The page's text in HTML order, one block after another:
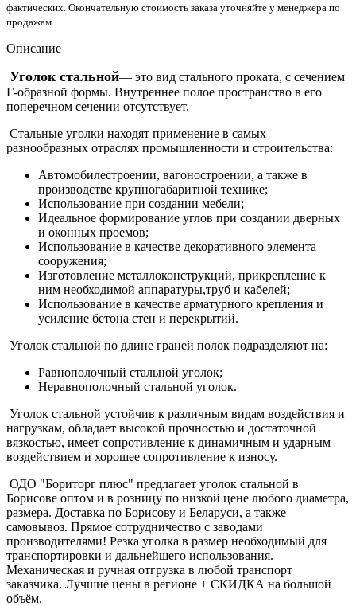
фактических. Окончательную стоимость заказа уточняйте у менеджера по
продажам
Описание
Уголок стальной— это вид стального проката, с сечением
Г-образной формы. Внутреннее полое пространство в его
поперечном сечении отсутствует.
Стальные уголки находят применение в самых
разнообразных отраслях промышленности и строительства:
Автомобилестроении, вагоностроении, а также в
производстве крупногабаритной технике;
Использование при создании мебели;
Идеальное формирование углов при создании дверных
и оконных проемов;
Использование в качестве декоративного элемента
сооружения;
Изготовление металлоконструкций, прикрепление к
ним необходимой аппаратуры,труб и кабелей;
Использование в качестве арматурного крепления и
усиление бетона стен и перекрытий.
Уголок стальной по длине граней полок подразделяют на:
Равнополочный стальной уголок;
Неравнополочный стальной уголок.
Уголок стальной устойчив к различным видам воздействия и
нагрузкам, обладает высокой прочностью и достаточной
вязкостью, имеет сопротивление к динамичным и ударным
воздействием и хорошее сопротивление к износу.
ОДО "Бориторг плюс" предлагает уголок стальной в
Борисове оптом и в розницу по низкой цене любого диаметра,
размера. Доставка по Борисову и Беларуси, а также
самовывоз. Прямое сотрудничество с заводами
производителями! Резка уголка в размер необходимый для
транспортировки и дальнейшего использования.
Механическая и ручная отгрузка в любой транспорт
заказчика. Лучшие цены в регионе + СКИДКА на большой
объём.